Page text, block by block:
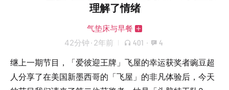
理解了情绪
气垫床与早餐
42分钟 · 2年前 401 · 4
继上一期节目，「爱彼迎王牌」飞屋的幸运获奖者豌豆超
人分享了在美国新墨西哥的「飞屋」的非凡体验后，今天